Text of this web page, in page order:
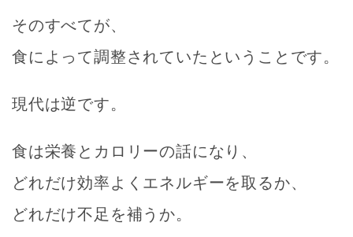
そのすべてが、
食によって調整されていた ということです。
現代は逆です。
食は栄養とカロリーの話になり、
どれだけ効率よくエネルギーを取るか、
どれだけ不足を補うか。